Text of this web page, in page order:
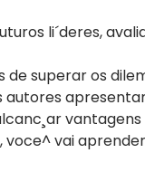
li´deres,
superar os
voce^ vai